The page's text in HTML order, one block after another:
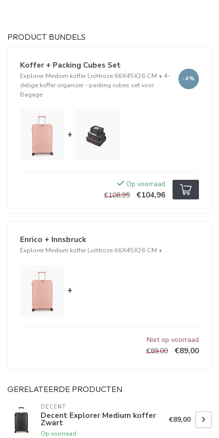
PRODUCT BUNDELS
Koffer + Packing Cubes Set
Explorer Medium koffer Lichtroze 66X45X26 CM + 4-
delige koffer organizer - packing cubes set voor
Bagage
-4%
+
Op voorraad
€108,95
€104,96
Enrico + Innsbruck
Explorer Medium koffer Lichtroze 66X45X26 CM +
+
Niet op voorraad
€89,00
€89,00
GERELATEERDE PRODUCTEN
DECENT
Decent Explorer Medium koffer
Zwart
Op voorraad
€89,00